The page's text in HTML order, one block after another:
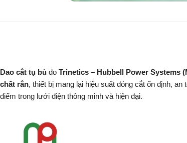
Dao cắt tụ bù do Trinetics – Hubbell Power Systems
chất rắn, thiết bị mang lại hiệu suất đóng cắt ổn định,
điểm trong lưới điện thông minh và hiện đại.